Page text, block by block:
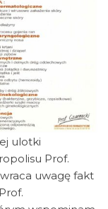
ulotki
Prof.
uwagę fakt